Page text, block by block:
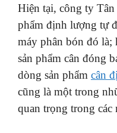
Hiện tại, công ty Tân
phẩm định lượng tự
máy phân bón đó là;
sản phẩm cân đóng
dòng sản phẩm cân
cũng là một trong
quan trọng trong các